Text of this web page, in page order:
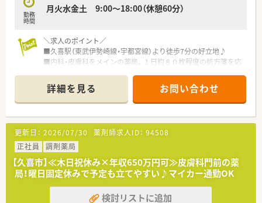
勤務
時間
月火水金土 9:00～18:00（休憩60分）
＼求人のポイント／
■久喜駅（東武伊勢崎線・宇都宮線）より徒歩7分の好立地♪
■内科・皮膚科をメインの薬局。１日約８０枚程度の処方箋を応
■木曜・日祝の固定休み！予定が立てやすい環境です。
■年間休日120日以上！休日数も多くしっかりお休みが取得でき
ます☆
＜こんな会社です＞
■福岡県ほか全国に約100店舗展開中のチェーン薬局です。
■社員の定着率が非常に高く、特に福岡では評判のよい会社で
す。
■幅広い年齢層の方がご活躍中で、とてもチームワークが良く活
気のある職場です。
■全国に展開しておりますが、無理な異動はございません。
詳細を見る お問い合わせ
更新日： 2026/07/30 薬剤師求人ID： 94508
正社員
調剤薬局
【久喜市】≪木日祝休み×年収650万円可≫皮膚科門前の薬
局！曜日固定休みで予定も立てやすい♪マイカー通勤OK
検討リストに追加